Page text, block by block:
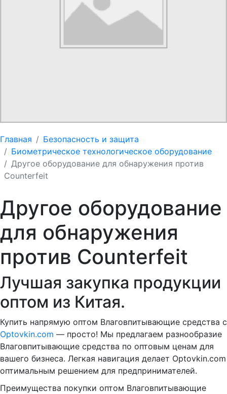
Главная
Безопасность и защита
Биометрическое технологическое оборудование
Другое оборудование для обнаружения против
Counterfeit
Другое оборудование
для обнаружения
против Counterfeit
Лучшая закупка продукции
оптом из Китая.
Купить напрямую оптом Влаговпитывающие средства с
Optovkin.com — просто! Мы предлагаем разнообразие
Влаговпитывающие средства по оптовым ценам для
вашего бизнеса. Легкая навигация делает Optovkin.com
оптимальным решением для предпринимателей.
Преимущества покупки оптом Влаговпитывающие